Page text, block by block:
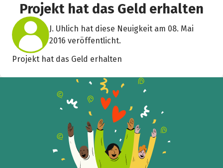
Projekt hat das Geld erhalten
J. Uhlich hat diese Neuigkeit am 08. Mai
2016 veröffentlicht.
Projekt hat das Geld erhalten
Teile die Spendenaktion
Hilf mit noch mehr Spenden zu sammeln!
Facebook